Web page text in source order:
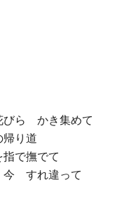
びら かき集めて
り道
で撫でて
すれ違って